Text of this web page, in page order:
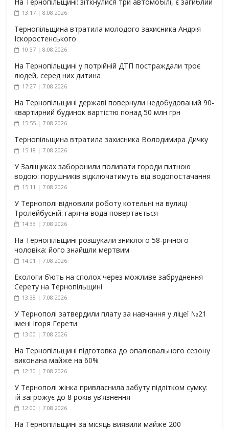
На Тернопільщині: зіткнулися три автомобілі, є загиблий
13:17 | 8.08.2026
Тернопільщина втратила молодого захисника Андрія
Іскоростенського
10:37 | 8.08.2026
На Тернопільщині у потрійній ДТП постраждали троє
людей, серед них дитина
17:27 | 7.08.2026
На Тернопільщині державі повернули недобудований 90-
квартирний будинок вартістю понад 50 млн грн
15:55 | 7.08.2026
Тернопільщина втратила захисника Володимира Дичку
15:18 | 7.08.2026
У Заліщиках заборонили поливати городи питною
водою: порушників відключатимуть від водопостачання
15:11 | 7.08.2026
У Тернополі відновили роботу котельні на вулиці
Тролейбусній: гаряча вода повертається
14:33 | 7.08.2026
На Тернопільщині розшукали зниклого 58-річного
чоловіка: його знайшли мертвим
14:01 | 7.08.2026
Екологи б’ють на сполох через можливе забруднення
Серету на Тернопільщині
13:38 | 7.08.2026
У Тернополі затвердили плату за навчання у ліцеї №21
імені Ігоря Герети
13:00 | 7.08.2026
На Тернопільщині підготовка до опалювального сезону
виконана майже на 60%
12:30 | 7.08.2026
У Тернополі жінка привласнила забуту підлітком сумку:
їй загрожує до 8 років ув’язнення
12:00 | 7.08.2026
На Тернопільщині за місяць виявили майже 200